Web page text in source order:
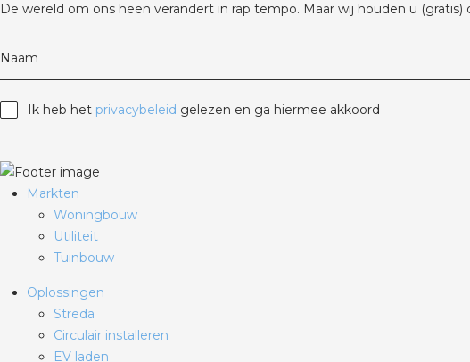
De wereld om ons heen verandert in rap tempo. Maar wij houden u (gratis)
Naam
Ik heb het privacybeleid gelezen en ga hiermee akkoord
Markten
Woningbouw
Utiliteit
Tuinbouw
Oplossingen
Streda
Circulair installeren
EV laden